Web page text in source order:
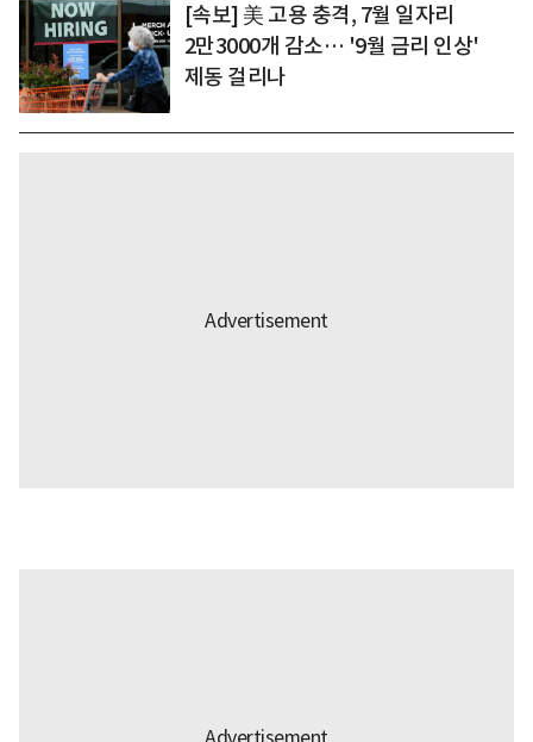
[속보] 美 고용 충격, 7월 일자리
2만3000개 감소… '9월 금리 인상'
제동 걸리나